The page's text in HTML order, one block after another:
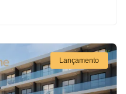
Lançamento